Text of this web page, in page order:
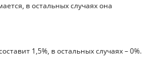
в остальных случаях она
1,5%, в остальных случаях – 0%.